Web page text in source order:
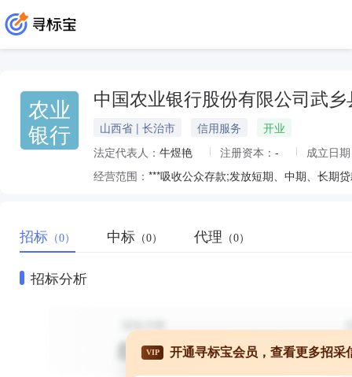
农业
银行
中国农业银行股份有限公司武乡
山西省 | 长治市 信用服务
开业
法定代表人： 牛煜艳 注册资本： -
成立日
经营范围：
招标 （0） 中标 （0） 代理 （0）
招标分析
VIP 开通寻标宝会员，查看更多招采